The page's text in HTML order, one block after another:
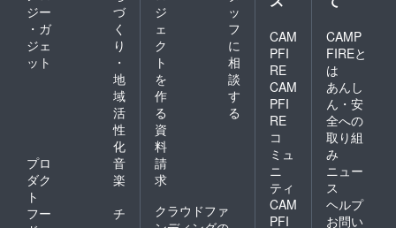
ジー
・ガ
ジェ
ット
づ
く
り
・
地
域
活
性
化
プロ
ダク
ト
音
楽
フー
チ
ジ
ェ
ク
ト
を
作
る
ッ
フ
に
相
談
す
る
資
料
請
求
クラウドファ
CAM
PFI
RE
CAM
PFI
RE
コ
ミュ
ニ
ティ
CAM
PFI
CAMP
FIREと
は
あんし
ん・安
全への
取り組
み
ニュー
ス
ヘルプ
お問い